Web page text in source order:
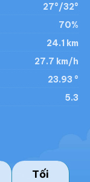
27°/32°
70%
24.1 km
27.7 km/h
23.93 °
5.3
Tối